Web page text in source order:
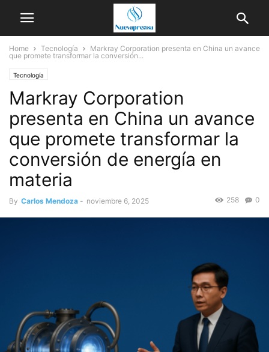
Home Tecnología
Markray Corporation presenta en China un avance
que promete transformar la conversión...
Tecnología
Markray Corporation
presenta en China un avance
que promete transformar la
conversión de energía en
materia
By Carlos Mendoza - noviembre 6, 2025 0
258